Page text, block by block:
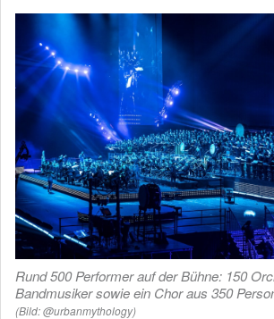
Rund 500 Performer auf der Bühne: 150
Bandmusiker sowie ein Chor aus 350
(Bild: @urbanmythology)